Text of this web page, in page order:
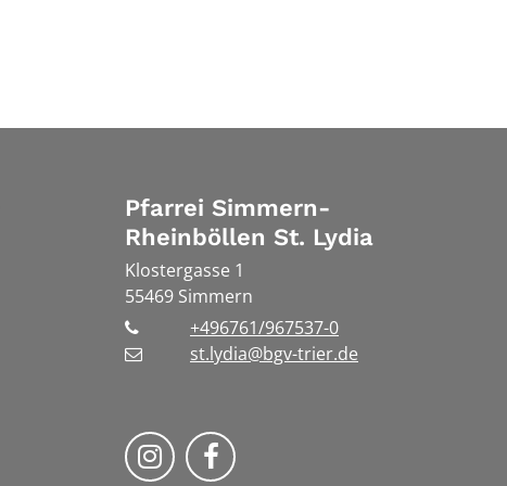
Pfarrei Simmern-
Rheinböllen St. Lydia
Klostergasse 1
55469 Simmern
+496761/967537-0
st.lydia@bgv-trier.de
Wir auf Instragram
Wir auf Facebook